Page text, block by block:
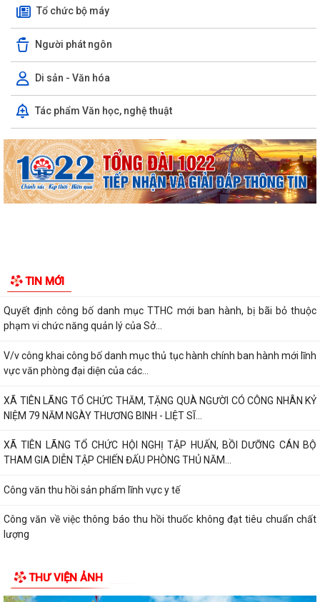
Tổ chức bộ máy
Người phát ngôn
Di sản - Văn hóa
Tác phẩm Văn học, nghệ thuật
TIN MỚI
Thông báo công khai tình hình thực hiện dự toán ngân sách quý II năm
2026
XÃ TIÊN LÃNG TỔ CHỨC LỄ CHÀO CỜ THÁNG 8 NĂM 2026
Lịch công tác Tuần 32 (từ 03/08/2026 đến 09/08/2026)
Khê, Tiên Tiến và Cộng Hòa
Quyết định công bố danh mục TTHC mới ban hành, bị bãi bỏ thuộc
phạm vi chức năng quản lý của Sở...
V/v công khai công bố danh mục thủ tục hành chính ban hành mới lĩnh
vực văn phòng đại diện của các...
XÃ TIÊN LÃNG TỔ CHỨC THĂM, TẶNG QUÀ NGƯỜI CÓ CÔNG NHÂN KỶ
NIỆM 79 NĂM NGÀY THƯƠNG BINH - LIỆT SĨ...
XÃ TIÊN LÃNG TỔ CHỨC HỘI NGHỊ TẬP HUẤN, BỒI DƯỠNG CÁN BỘ
THAM GIA DIỄN TẬP CHIẾN ĐẤU PHÒNG THỦ NĂM...
Công văn thu hồi sản phẩm lĩnh vực y tế
Công văn về việc thông báo thu hồi thuốc không đạt tiêu chuẩn chất
lượng
lĩnh vực điện ảnh thuộc phạm...
THƯ VIỆN ẢNH